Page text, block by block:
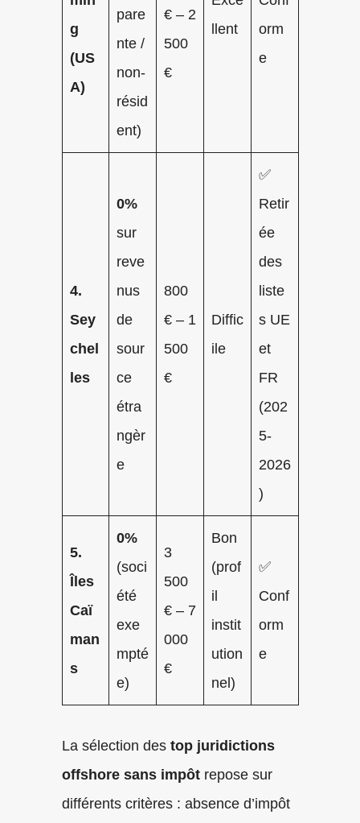
g
(US
A)
pare
nte /
non-
résid
ent)
€ – 2
500
€
llent
orm
e
4.
Sey
chel
les
0%
sur
reve
nus
de
sour
ce
étra
ngèr
e
800
€ – 1
500
€
Diffic
ile
✅
Retir
ée
des
liste
s UE
et
FR
(202
5-
2026
)
5.
Îles
Caï
man
s
0%
(soci
été
exe
mpté
e)
3
500
€ – 7
000
€
Bon
(prof
il
instit
ution
nel)
✅
Conf
orm
e
La sélection des top juridictions
offshore sans impôtrepose sur
différents critères : absence d’impôt